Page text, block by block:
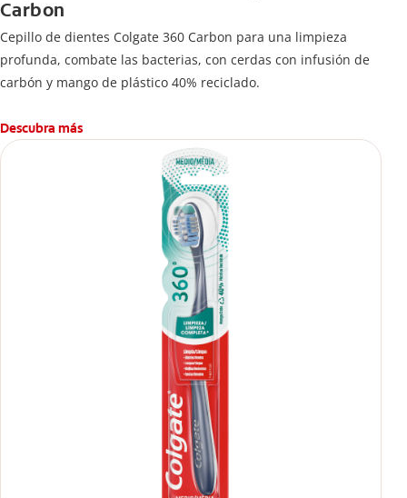
Carbon
Cepillo de dientes Colgate 360 ​​Carbon para una limpieza
profunda, combate las bacterias, con cerdas con infusión de
carbón y mango de plástico 40% reciclado.
Descubra más